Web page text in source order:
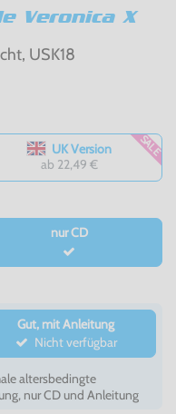
Veronica X
USK18
UK Version
ab 22,49 €
SALE
nur CD
Gut, mit Anleitung
Nicht verfügbar
altersbedingte
nur CD und Anleitung